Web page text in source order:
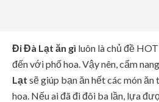
Đi Đà Lạt ăn gì luôn là chủ đề
đến với phố hoa. Vậy nên, cẩm
Lạt sẽ giúp bạn ăn hết các món ăn
hoa. Nếu ai đã đi đôi ba lần, lựa